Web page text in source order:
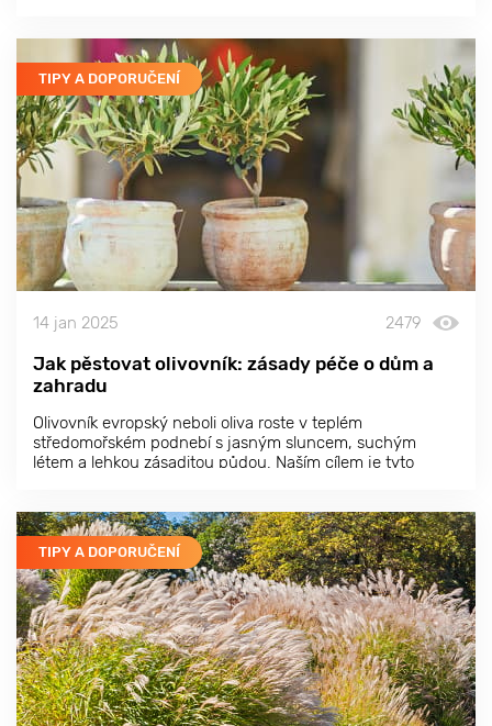
TIPY A DOPORUČENÍ
14 jan 2025 2479
Jak pěstovat olivovník: zásady péče o dům a
zahradu
Olivovník evropský neboli oliva roste v teplém
středomořském podnebí s jasným sluncem, suchým
létem a lehkou zásaditou půdou. Naším cílem je tyto
TIPY A DOPORUČENÍ